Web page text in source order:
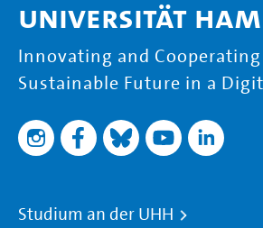
Universität
Innovating and
Sustainable Future in a
Studium an der UHH